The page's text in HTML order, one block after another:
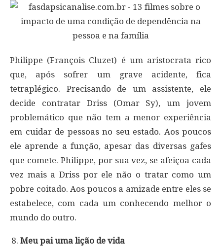
Philippe (François Cluzet) é um aristocrata rico
que, após sofrer um grave acidente, fica
tetraplégico. Precisando de um assistente, ele
decide contratar Driss (Omar Sy), um jovem
problemático que não tem a menor experiência
em cuidar de pessoas no seu estado. Aos poucos
ele aprende a função, apesar das diversas gafes
que comete. Philippe, por sua vez, se afeiçoa cada
vez mais a Driss por ele não o tratar como um
pobre coitado. Aos poucos a amizade entre eles se
estabelece, com cada um conhecendo melhor o
mundo do outro.
Meu pai uma lição de vida